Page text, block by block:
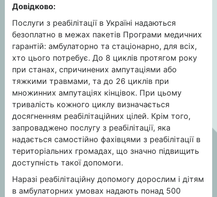
Довідково:
Послуги з реабілітації в Україні надаються
безоплатно в межах пакетів Програми медичних
гарантій: амбулаторно та стаціонарно, для всіх,
хто цього потребує. До 8 циклів протягом року
при станах, спричинених ампутаціями або
тяжкими травмами, та до 26 циклів при
множинних ампутаціях кінцівок. При цьому
тривалість кожного циклу визначається
досягненням реабілітаційних цілей. Крім того,
запроваджено послугу з реабілітації, яка
надається самостійно фахівцями з реабілітації в
територіальних громадах, що значно підвищить
доступність такої допомоги.
Наразі реабілітаційну допомогу дорослим і дітям
в амбулаторних умовах надають понад 500